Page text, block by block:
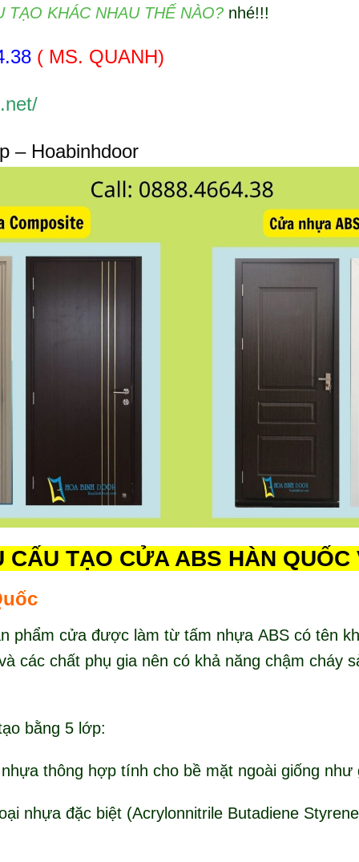
KHÁC NHAU THẾ NÀO?nhé!!!
( MS. QUANH)
– Hoabinhdoor
CẤU TẠO CỬA ABS HÀN QUỐC
phẩm cửa được làm từ tấm nhựa ABS có tên
các chất phụ gia nên có khả năng chậm cháy
bằng 5 lớp:
thông hợp tính cho bề mặt ngoài giống như
nhựa đặc biệt (Acrylonnitrile Butadiene